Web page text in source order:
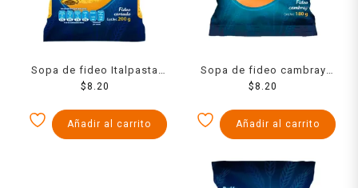
Sopa de fideo Italpasta
cortado 200 g
$ 8.20
Añadir al carrito
Sopa de fideo cambray
Italpasta 180 g
$ 8.20
Añadir al carrito